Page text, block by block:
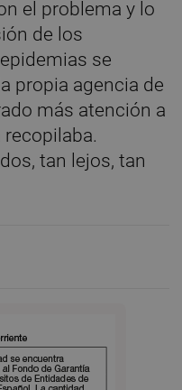
el problema y lo
de los
se
propia agencia de
más atención a
tan lejos, tan